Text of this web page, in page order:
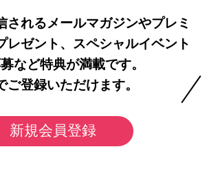
されるメールマガジンやプレミ
レゼント、スペシャルイベント
など特典が満載です。
ご登録いただけます。
新規会員登録